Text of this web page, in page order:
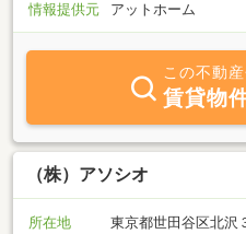
情報提供元
アットホーム
この不動
賃貸物
（株）アソシオ
所在地
東京都世田谷区北沢